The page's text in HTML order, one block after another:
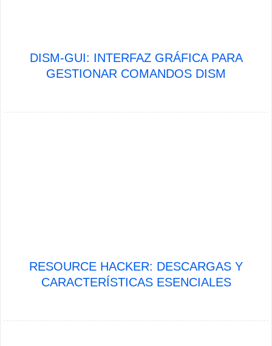
DISM-GUI: INTERFAZ GRÁFICA PARA
GESTIONAR COMANDOS DISM
RESOURCE HACKER: DESCARGAS Y
CARACTERÍSTICAS ESENCIALES